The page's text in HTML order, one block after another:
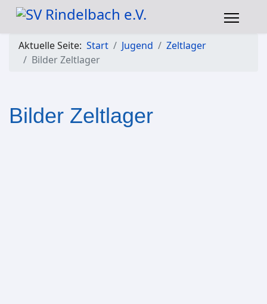
Aktuelle Seite: Start Jugend
Zeltlager
Bilder Zeltlager
Bilder Zeltlager